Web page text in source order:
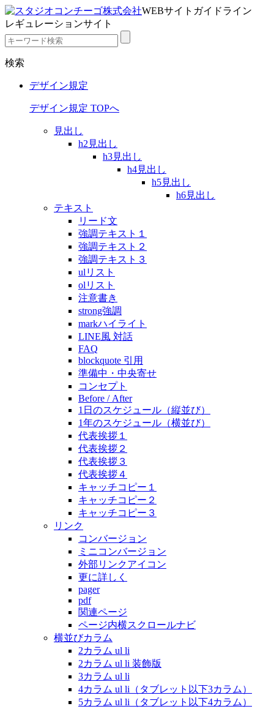
WEBサイトガイドライン
レギュレーションサイト
検索
デザイン規定
デザイン規定 TOPへ
見出し
h2見出し
h3見出し
h4見出し
h5見出し
h6見出し
テキスト
リード文
強調テキスト１
強調テキスト２
強調テキスト３
ulリスト
olリスト
注意書き
strong強調
markハイライト
LINE風 対話
FAQ
blockquote 引用
準備中・中央寄せ
コンセプト
Before / After
1日のスケジュール（縦並び）
1年のスケジュール（横並び）
代表挨拶１
代表挨拶２
代表挨拶３
代表挨拶４
キャッチコピー１
キャッチコピー２
キャッチコピー３
リンク
コンバージョン
ミニコンバージョン
外部リンクアイコン
更に詳しく
pager
pdf
関連ページ
ページ内横スクロールナビ
横並びカラム
2カラム ul li
2カラム ul li 装飾版
3カラム ul li
4カラム ul li（タブレット以下3カラム）
5カラム ul li（タブレット以下4カラム）